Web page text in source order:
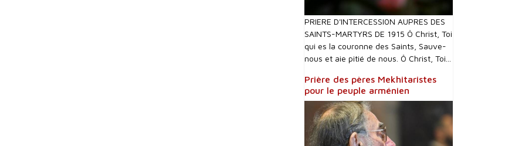
nouvel évêque pour les Arméniens Catholiques de France
PRIERE D'INTERCESSI0N AUPRES DES
SAINTS-MARTYRS DE 1915 Ô Christ, Toi
qui es la couronne des Saints, Sauve-
nous et aie pitié de nous. Ô Christ, Toi...
Prière des pères Mekhitaristes
pour le peuple arménien